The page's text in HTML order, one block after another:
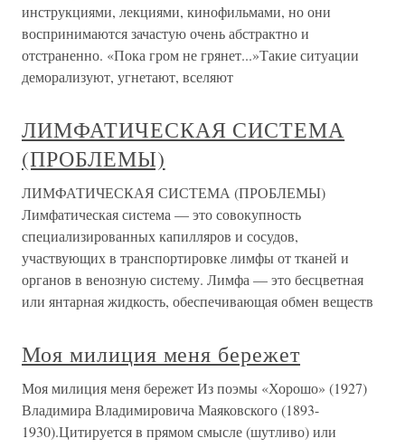
инструкциями, лекциями, кинофильмами, но они
воспринимаются зачастую очень абстрактно и
отстраненно. «Пока гром не грянет...»Такие ситуации
деморализуют, угнетают, вселяют
ЛИМФАТИЧЕСКАЯ СИСТЕМА
(ПРОБЛЕМЫ)
ЛИМФАТИЧЕСКАЯ СИСТЕМА (ПРОБЛЕМЫ)
Лимфатическая система — это совокупность
специализированных капилляров и сосудов,
участвующих в транспортировке лимфы от тканей и
органов в венозную систему. Лимфа — это бесцветная
или янтарная жидкость, обеспечивающая обмен веществ
Моя милиция меня бережет
Моя милиция меня бережет Из поэмы «Хорошо» (1927)
Владимира Владимировича Маяковского (1893-
1930).Цитируется в прямом смысле (шутливо) или